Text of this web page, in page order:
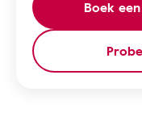
Boek